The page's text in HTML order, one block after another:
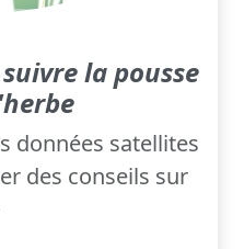
la pousse
données satellites
des conseils sur